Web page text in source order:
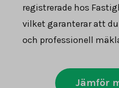
registrerade hos
vilket garanterar att
och professionell
Jämför